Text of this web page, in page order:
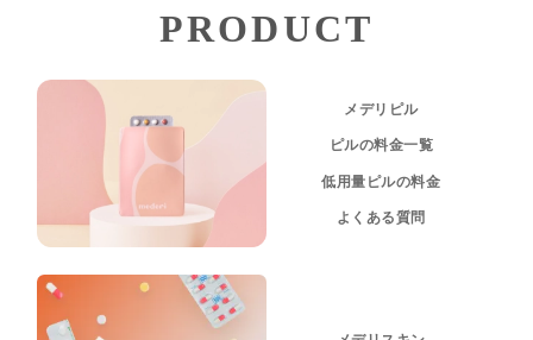
PRODUCT
メデリピル
ピルの料金一覧
低用量ピルの料金
よくある質問